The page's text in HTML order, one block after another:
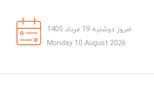
امروز دوشنبه 19 مرداد 1405
Monday 10 August 2026